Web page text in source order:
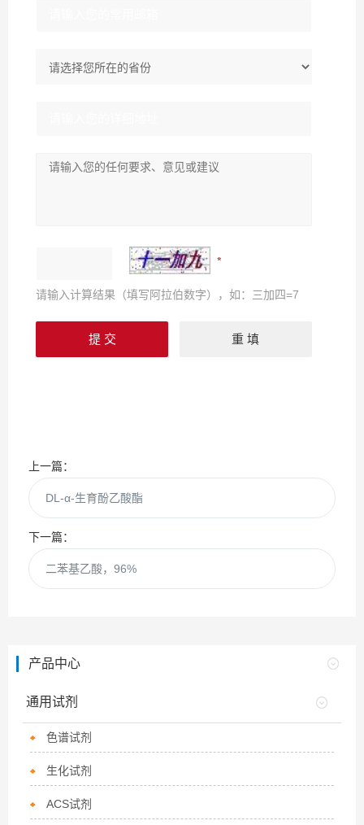
请输入计算结果（填写阿拉伯数字），如：三加四=7
上一篇：
DL-α-生育酚乙酸酯
下一篇：
二苯基乙酸，96%
产品中心
通用试剂
色谱试剂
生化试剂
ACS试剂